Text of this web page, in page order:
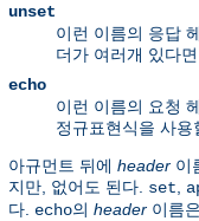
unset
이런 이름의 응답
더가 여러개 있다
echo
이런 이름의 요청
정규표현식을 사용
아규먼트 뒤에 header 이
지만, 없어도 된다. set
다. echo의 header 이름